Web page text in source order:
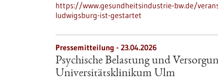
https://www.gesundheitsindustrie-bw.de/
ludwigsburg-ist-gestartet
Pressemitteilung - 23.04.2026
Psychische Belastung und
Universitätsklinikum Ulm